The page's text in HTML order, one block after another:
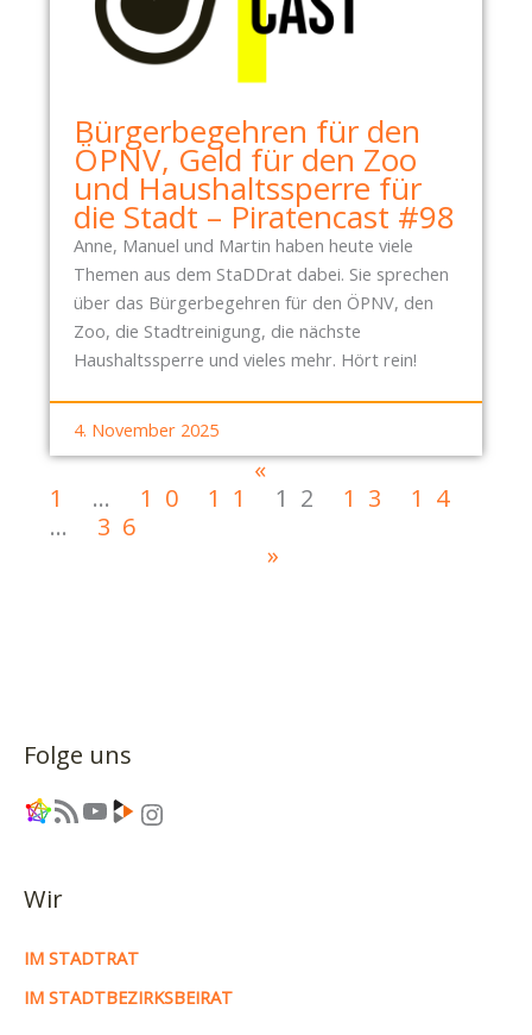
Bürgerbegehren für den
ÖPNV, Geld für den Zoo
und Haushaltssperre für
die Stadt – Piratencast #98
Anne, Manuel und Martin haben heute viele
Themen aus dem StaDDrat dabei. Sie sprechen
über das Bürgerbegehren für den ÖPNV, den
Zoo, die Stadtreinigung, die nächste
Haushaltssperre und vieles mehr. Hört rein!
4. November 2025
«
1
… 10 11 12 13
14
…
36
»
Folge uns
Link RSS-Feed YouTube Link Instagram
Wir
IM STADTRAT
IM STADTBEZIRKSBEIRAT